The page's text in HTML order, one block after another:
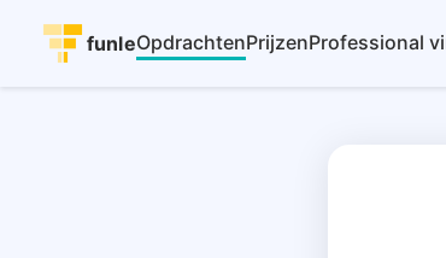
funleOpdrachtenPrijzenProfessional